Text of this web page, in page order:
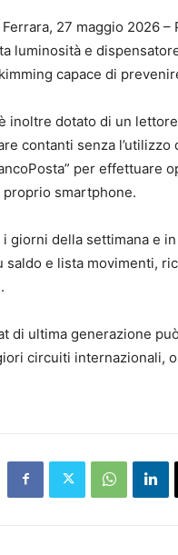
27 maggio 2026
luminosità e
capace di
è inoltre dotato di un
contanti senza
per
smartphone.
giorni della settimana e
saldo e lista movimenti,
di ultima generazione
circuiti internazionali,